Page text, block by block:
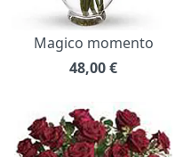
Magico momento
48,00€